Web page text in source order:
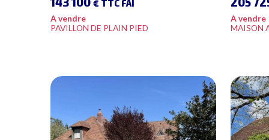
€ TTC FAI
A vendre
PAVILLON DE PLAIN PIED
A vendre
MAISON